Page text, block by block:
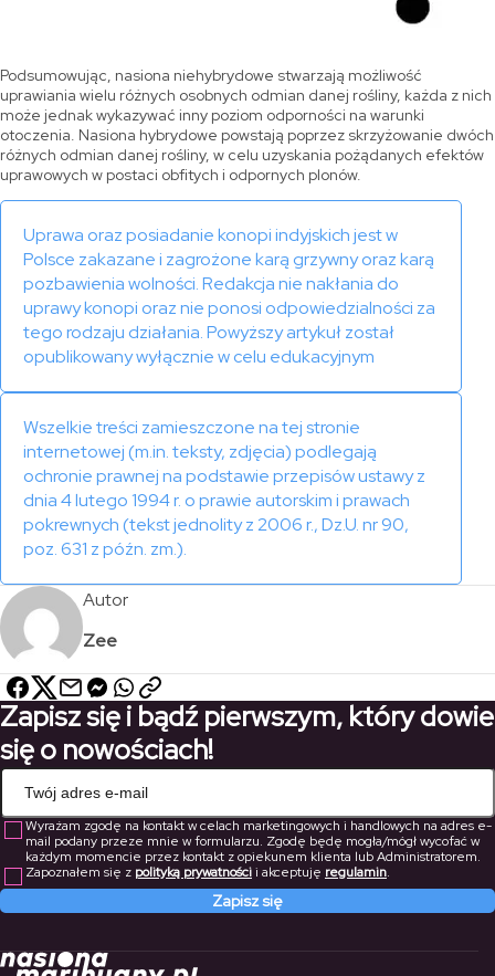
Podsumowując, nasiona niehybrydowe stwarzają możliwość
uprawiania wielu różnych osobnych odmian danej rośliny, każda z nich
może jednak wykazywać inny poziom odporności na warunki
otoczenia. Nasiona hybrydowe powstają poprzez skrzyżowanie dwóch
różnych odmian danej rośliny, w celu uzyskania pożądanych efektów
uprawowych w postaci obfitych i odpornych plonów.
Uprawa oraz posiadanie konopi indyjskich jest w
Polsce zakazane i zagrożone karą grzywny oraz karą
pozbawienia wolności. Redakcja nie nakłania do
uprawy konopi oraz nie ponosi odpowiedzialności za
tego rodzaju działania. Powyższy artykuł został
opublikowany wyłącznie w celu edukacyjnym
Wszelkie treści zamieszczone na tej stronie
internetowej (m.in. teksty, zdjęcia) podlegają
ochronie prawnej na podstawie przepisów ustawy z
dnia 4 lutego 1994 r. o prawie autorskim i prawach
pokrewnych (tekst jednolity z 2006 r., Dz.U. nr 90,
poz. 631 z późn. zm.).
Autor
Zee
Zapisz się i bądź pierwszym, który dowie
się o nowościach!
Wyrażam zgodę na kontakt w celach marketingowych i handlowych na adres e-
mail podany przeze mnie w formularzu. Zgodę będę mogła/mógł wycofać w
każdym momencie przez kontakt z opiekunem klienta lub Administratorem.
Zapoznałem się z polityką prywatnościi akceptuję regulamin.
Zapisz się